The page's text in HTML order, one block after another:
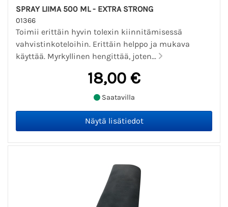
SPRAY LIIMA 500 ML - EXTRA STRONG
01366
Toimii erittäin hyvin tolexin kiinnitämisessä
vahvistinkoteloihin. Erittäin helppo ja mukava
käyttää. Myrkyllinen hengittää, joten...
18,00 €
Saatavilla